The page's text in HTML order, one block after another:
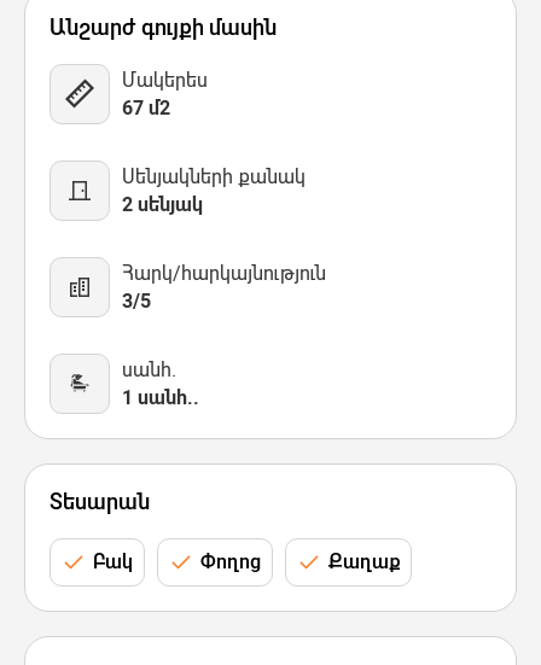
12 Նկար Քարտեզ
Անշարժ գույքի մասին
Մակերես
67 մ2
Սենյակների քանակ
2 սենյակ
Հարկ/հարկայնություն
3/5
սանհ.
1 սանհ..
Տեսարան
Բակ Փողոց Քաղաք